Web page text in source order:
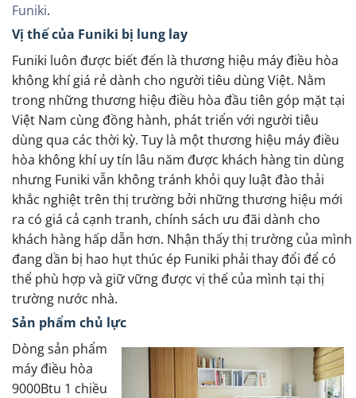
Funiki.
Vị thế của Funiki bị lung lay
Funiki luôn được biết đến là thương hiệu máy điều hòa
không khí giá rẻ dành cho người tiêu dùng Việt. Nằm
trong những thương hiệu điều hòa đầu tiên góp mặt tại
Việt Nam cùng đồng hành, phát triển với người tiêu
dùng qua các thời kỳ. Tuy là một thương hiệu máy điều
hòa không khí uy tín lâu năm được khách hàng tin dùng
nhưng Funiki vẫn không tránh khỏi quy luật đào thải
khắc nghiệt trên thị trường bởi những thương hiệu mới
ra có giá cả cạnh tranh, chính sách ưu đãi dành cho
khách hàng hấp dẫn hơn. Nhận thấy thị trường của mình
đang dần bị hao hụt thúc ép Funiki phải thay đổi để có
thể phù hợp và giữ vững được vị thế của mình tại thị
trường nước nhà.
Sản phẩm chủ lực
Dòng sản phẩm
máy điều hòa
9000Btu 1 chiều